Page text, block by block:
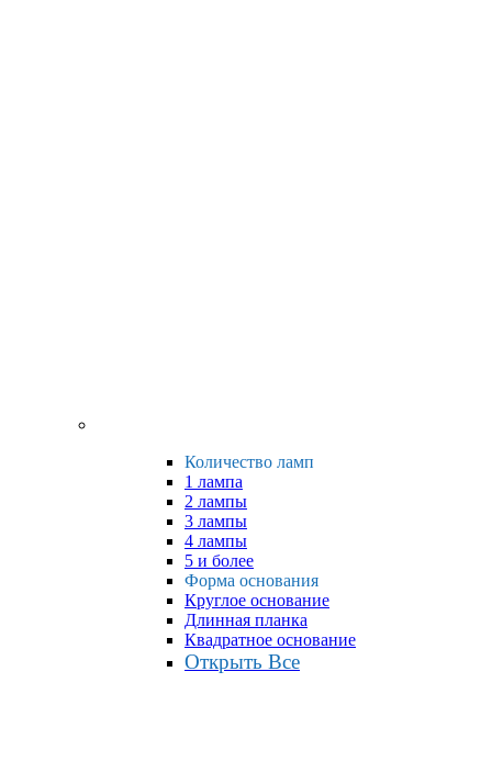
Количество ламп
1 лампа
2 лампы
3 лампы
4 лампы
5 и более
Форма основания
Круглое основание
Длинная планка
Квадратное основание
Открыть Все